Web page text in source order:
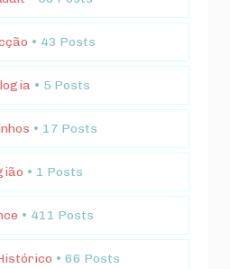
• 43 Posts
• 5 Posts
• 17 Posts
• 1 Posts
• 411 Posts
• 66 Posts